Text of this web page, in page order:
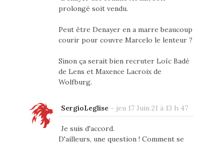
prolongé soit vendu.
Peut être Denayer en a marre beaucoup
courir pour couvre Marcelo le lenteur ?
Sinon ça serait bien recruter Loïc Badé
de Lens et Maxence Lacroix de
Wolfburg.
SergioLeglise- jeu 17 Juin 21 à 13 h 47
Je suis d'accord.
D'ailleurs, une question ! Comment se